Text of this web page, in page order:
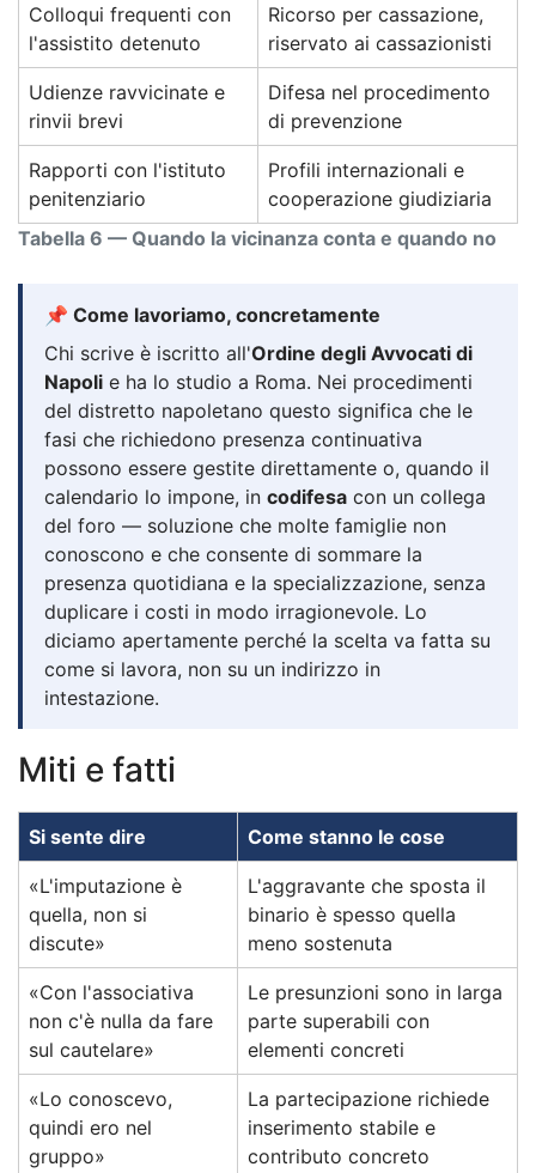
Tabella 6 — Quando la vicinanza conta e quando no
Colloqui frequenti con
l'assistito detenuto
Ricorso per cassazione,
riservato ai cassazionisti
Udienze ravvicinate e
rinvii brevi
Difesa nel procedimento
di prevenzione
Rapporti con l'istituto
penitenziario
Profili internazionali e
cooperazione giudiziaria
📌 Come lavoriamo, concretamente
Chi scrive è iscritto all'Ordine degli Avvocati di
Napoli e ha lo studio a Roma. Nei procedimenti
del distretto napoletano questo significa che le
fasi che richiedono presenza continuativa
possono essere gestite direttamente o, quando il
calendario lo impone, in codifesa con un collega
del foro — soluzione che molte famiglie non
conoscono e che consente di sommare la
presenza quotidiana e la specializzazione, senza
duplicare i costi in modo irragionevole. Lo
diciamo apertamente perché la scelta va fatta su
come si lavora, non su un indirizzo in
intestazione.
Miti e fatti
Si sente dire Come stanno le cose
«L'imputazione è
quella, non si
discute»
L'aggravante che sposta il
binario è spesso quella
meno sostenuta
«Con l'associativa
non c'è nulla da fare
sul cautelare»
Le presunzioni sono in larga
parte superabili con
elementi concreti
«Lo conoscevo,
quindi ero nel
gruppo»
La partecipazione richiede
inserimento stabile e
contributo concreto